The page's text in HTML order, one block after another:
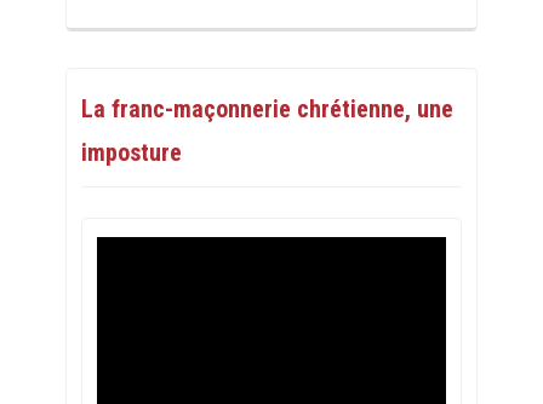
La franc-maçonnerie chrétienne, une
imposture